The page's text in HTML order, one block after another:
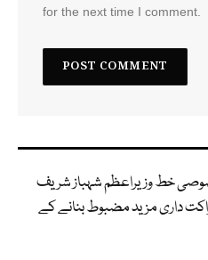
for the next time I comment.
خط وزیراعظم شہباز شریف
داری مزید مضبوط بنانے کے